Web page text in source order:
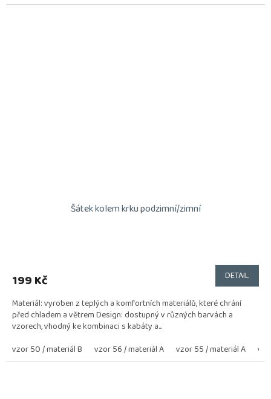
Šátek kolem krku podzimní/zimní
199 Kč DETAIL
Materiál: vyroben z teplých a komfortních materiálů, které chrání
před chladem a větrem Design: dostupný v různých barvách a
vzorech, vhodný ke kombinaci s kabáty a...
vzor 50 / materiál B
vzor 56 / materiál A vzor 55 / materiál A